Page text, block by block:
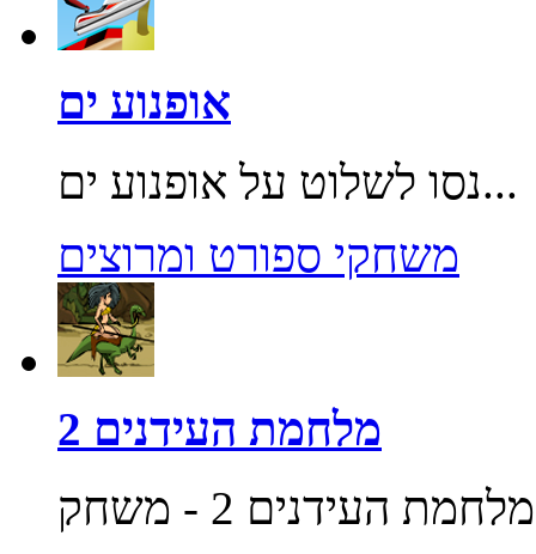
אופנוע ים
נסו לשלוט על אופנוע ים...
משחקי ספורט ומרוצים
מלחמת העידנים 2